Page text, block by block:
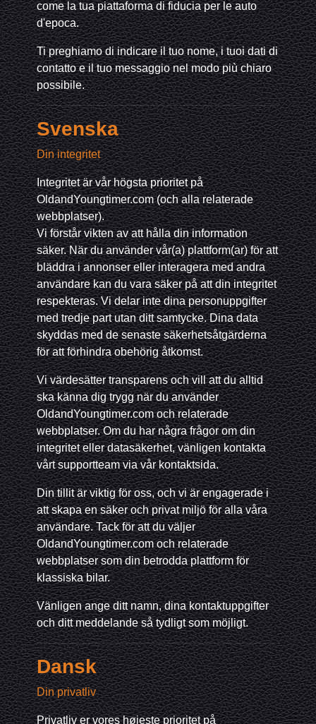
come la tua piattaforma di fiducia per le auto
d'epoca.
Ti preghiamo di indicare il tuo nome, i tuoi dati di
contatto e il tuo messaggio nel modo più chiaro
possibile.
Svenska
Din integritet
Integritet är vår högsta prioritet på
OldandYoungtimer.com (och alla relaterade
webbplatser).
Vi förstår vikten av att hålla din information
säker. När du använder vår(a) plattform(ar) för att
bläddra i annonser eller interagera med andra
användare kan du vara säker på att din integritet
respekteras. Vi delar inte dina personuppgifter
med tredje part utan ditt samtycke. Dina data
skyddas med de senaste säkerhetsåtgärderna
för att förhindra obehörig åtkomst.
Vi värdesätter transparens och vill att du alltid
ska känna dig trygg när du använder
OldandYoungtimer.com och relaterade
webbplatser. Om du har några frågor om din
integritet eller datasäkerhet, vänligen kontakta
vårt supportteam via vår kontaktsida.
Din tillit är viktig för oss, och vi är engagerade i
att skapa en säker och privat miljö för alla våra
användare. Tack för att du väljer
OldandYoungtimer.com och relaterade
webbplatser som din betrodda plattform för
klassiska bilar.
Vänligen ange ditt namn, dina kontaktuppgifter
och ditt meddelande så tydligt som möjligt.
Dansk
Din privatliv
Privatliv er vores højeste prioritet på